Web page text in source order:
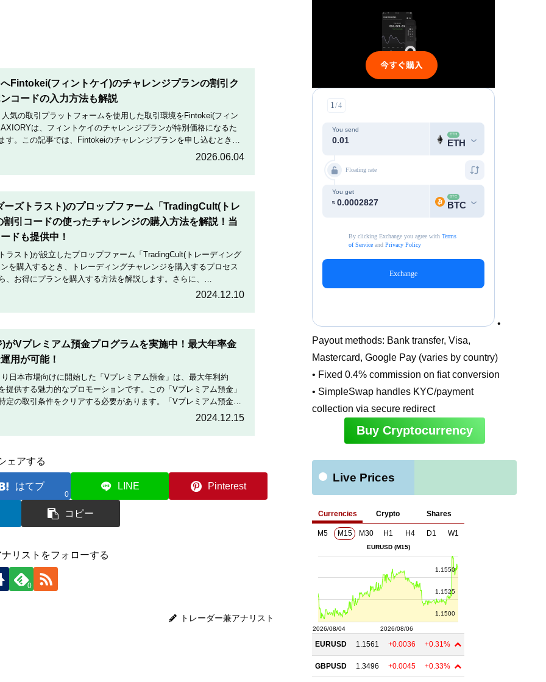
Fintokei(フィントケイ)のチャレンジプランの割引ク
コードの入力方法も解説
気の取引プラットフォームを使用した取引環境をFintokei(フィン
は、フィントケイのチャレンジプランが特別価格になるた
す。この記事では、Fintokeiのチャレンジプランを申し込むときの
2026.06.04
ズトラスト)のプロップファーム「TradingCult(トレ
割引コードの使ったチャレンジの購入方法を解説！当
ドも提供中！
ラスト)が設立したプロップファーム「TradingCult(トレーディング
を購入するとき、トレーディングチャレンジを購入するプロセス
、お得にプランを購入する方法を解説します。さらに、
施している割引コードとお得な割引コードを紹介します。2024.12.10
がVプレミアム預金プログラムを実施中！最大年率金
用が可能！
日本市場向けに開始した「Vプレミアム預金」は、最大年利約
提供する魅力的なプロモーションです。この「Vプレミアム預金」
定の取引条件をクリアする必要があります。「Vプレミアム預金」
しっかりと読んで、条件をよく確認した後で参加しましょう。
2024.12.15
ェアする
はてブ
0
LINE Pinterest
コピー
ナリストをフォローする
0
トレーダー兼アナリスト
•
Payout methods: Bank transfer, Visa,
Mastercard, Google Pay (varies by country)
• Fixed 0.4% commission on fiat conversion
• SimpleSwap handles KYC/payment
collection via secure redirect
Buy Cryptocurrency
Live Prices